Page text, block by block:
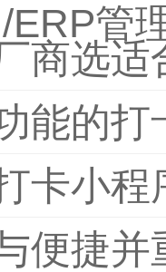
ERP管
商选适
能的
卡小程
便捷